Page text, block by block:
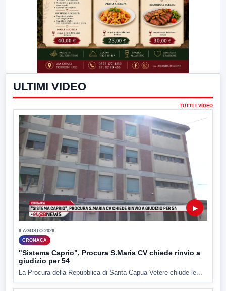
ULTIMI VIDEO
TUTTI I VIDEO
▶
6 AGOSTO 2026
CRONACA
"Sistema Caprio", Procura S.Maria CV chiede rinvio a
giudizio per 54
La Procura della Repubblica di Santa Capua Vetere chiude le...